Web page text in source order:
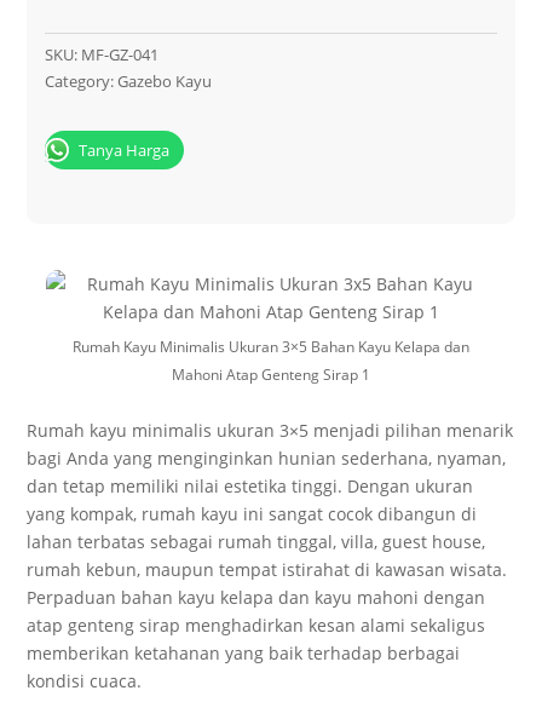
SKU: MF-GZ-041
Category:Gazebo Kayu
Tanya Harga
Rumah Kayu Minimalis Ukuran 3×5 Bahan Kayu Kelapa dan
Mahoni Atap Genteng Sirap 1
Rumah kayu minimalis ukuran 3×5 menjadi pilihan menarik
bagi Anda yang menginginkan hunian sederhana, nyaman,
dan tetap memiliki nilai estetika tinggi. Dengan ukuran
yang kompak, rumah kayu ini sangat cocok dibangun di
lahan terbatas sebagai rumah tinggal, villa, guest house,
rumah kebun, maupun tempat istirahat di kawasan wisata.
Perpaduan bahan kayu kelapa dan kayu mahoni dengan
atap genteng sirap menghadirkan kesan alami sekaligus
memberikan ketahanan yang baik terhadap berbagai
kondisi cuaca.